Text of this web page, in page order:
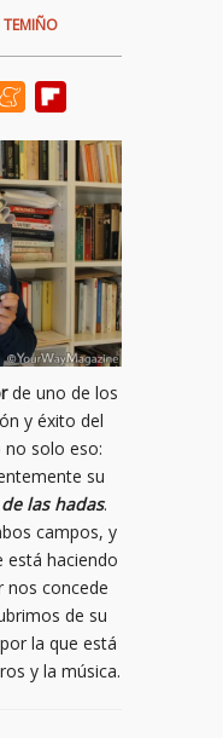
Meneame
de uno de los
y éxito del
solo eso:
su
las hadas.
campos, y
está haciendo
nos concede
de su
la que está
y la música.